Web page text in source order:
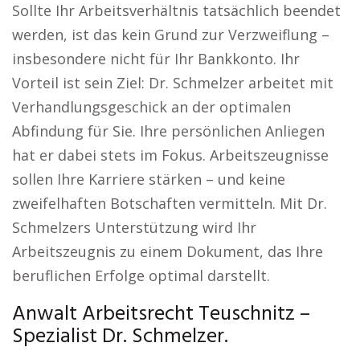
Sollte Ihr Arbeitsverhältnis tatsächlich beendet
werden, ist das kein Grund zur Verzweiflung –
insbesondere nicht für Ihr Bankkonto. Ihr
Vorteil ist sein Ziel: Dr. Schmelzer arbeitet mit
Verhandlungsgeschick an der optimalen
Abfindung für Sie. Ihre persönlichen Anliegen
hat er dabei stets im Fokus. Arbeitszeugnisse
sollen Ihre Karriere stärken – und keine
zweifelhaften Botschaften vermitteln. Mit Dr.
Schmelzers Unterstützung wird Ihr
Arbeitszeugnis zu einem Dokument, das Ihre
beruflichen Erfolge optimal darstellt.
Anwalt Arbeitsrecht Teuschnitz –
Spezialist Dr. Schmelzer.